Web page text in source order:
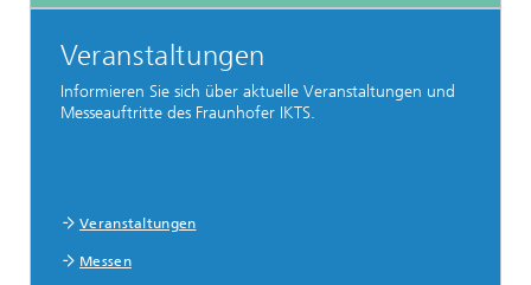
Veranstaltungen
Informieren Sie sich über aktuelle Veranstaltungen und
Messeauftritte des Fraunhofer IKTS.
Veranstaltungen
Messen